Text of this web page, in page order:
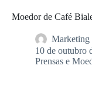
Moedor de Café
Marketing
10 de outubro
Prensas e